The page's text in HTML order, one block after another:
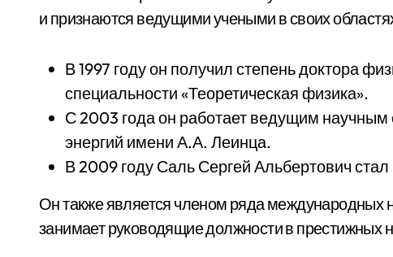
и признаются ведущими учеными в своих
В 1997 году он получил степень доктора
специальности «Теоретическая физика».
С 2003 года он работает ведущим научным
энергий имени А.А. Леинца.
В 2009 году Саль Сергей Альбертович
Он также является членом ряда международных
занимает руководящие должности в престижных